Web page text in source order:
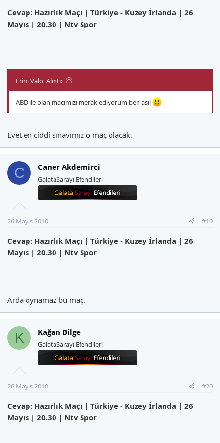
Cevap: Hazırlık Maçı | Türkiye - Kuzey İrlanda | 26
Mayıs | 20.30 | Ntv Spor
Erim Valo' Alıntı:
ABD ile olan maçımızı merak ediyorum ben asıl
Evet en ciddi sınavımız o maç olacak.
C Caner Akdemirci
GalataSarayı Efendileri
26 Mayıs 2010 #19
Cevap: Hazırlık Maçı | Türkiye - Kuzey İrlanda | 26
Mayıs | 20.30 | Ntv Spor
Arda oynamaz bu maç.
K Kağan Bilge
GalataSarayı Efendileri
26 Mayıs 2010 #20
Cevap: Hazırlık Maçı | Türkiye - Kuzey İrlanda | 26
Mayıs | 20.30 | Ntv Spor